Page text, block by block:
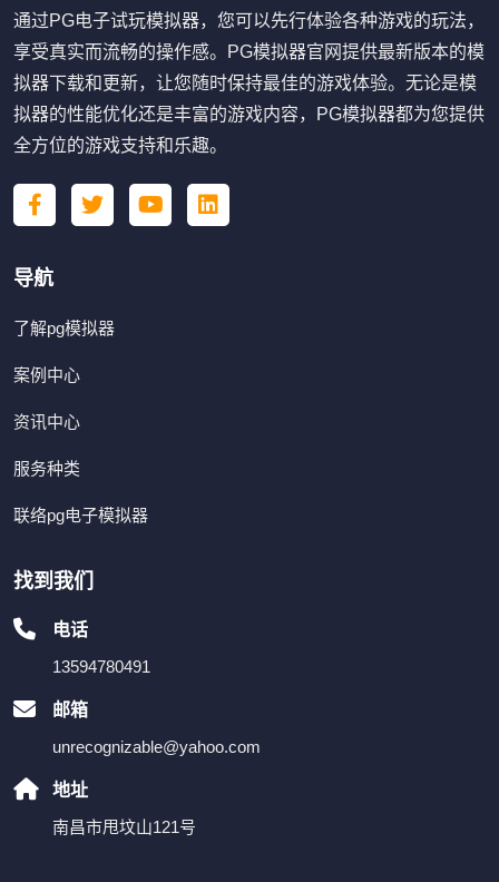
通过PG电子试玩模拟器，您可以先行体验各种游戏的玩法，
享受真实而流畅的操作感。PG模拟器官网提供最新版本的模
拟器下载和更新，让您随时保持最佳的游戏体验。无论是模
拟器的性能优化还是丰富的游戏内容，PG模拟器都为您提供
全方位的游戏支持和乐趣。
导航
了解pg模拟器
案例中心
资讯中心
服务种类
联络pg电子模拟器
找到我们
电话
13594780491
邮箱
unrecognizable@yahoo.com
地址
南昌市甩坟山121号